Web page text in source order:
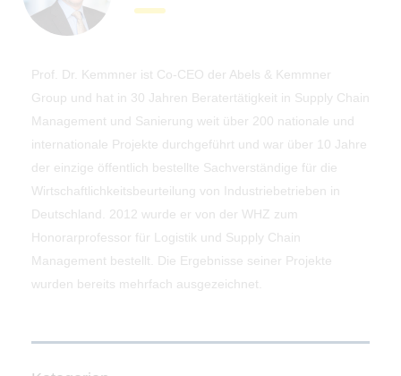
Prof. Dr. Kemmner ist Co-CEO der Abels & Kemmner
Group und hat in 30 Jahren Beratertätigkeit in Supply Chain
Management und Sanierung weit über 200 nationale und
internationale Projekte durchgeführt und war über 10 Jahre
der einzige öffentlich bestellte Sachverständige für die
Wirtschaftlichkeitsbeurteilung von Industriebetrieben in
Deutschland. 2012 wurde er von der WHZ zum
Honorarprofessor für Logistik und Supply Chain
Management bestellt. Die Ergebnisse seiner Projekte
wurden bereits mehrfach ausgezeichnet.